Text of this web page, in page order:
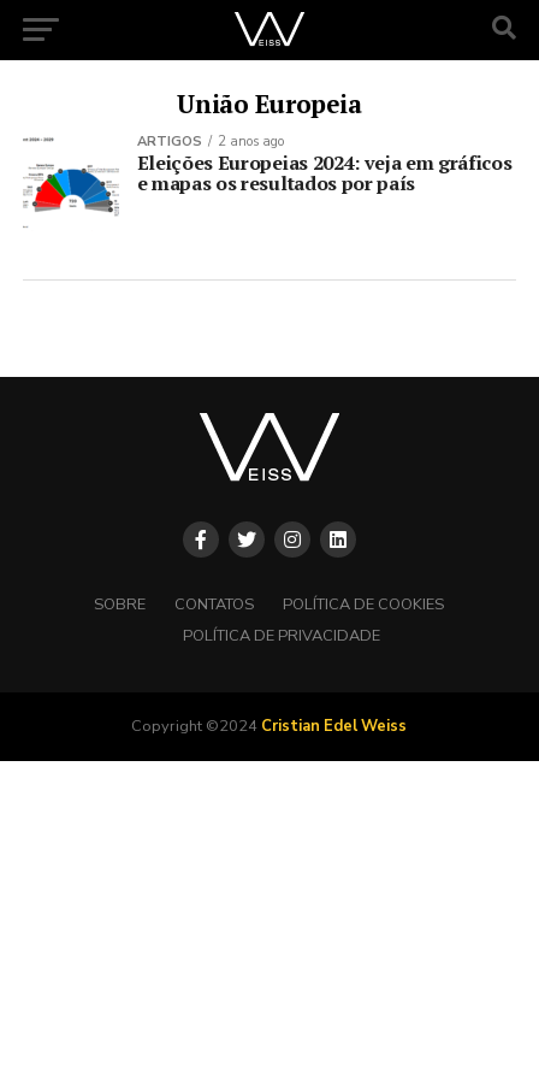
União Europeia
ARTIGOS 2 anos ago
Eleições Europeias 2024: veja em gráficos
e mapas os resultados por país
SOBRE CONTATOS
POLÍTICA DE COOKIES
POLÍTICA DE PRIVACIDADE
Copyright ©2024 Cristian Edel Weiss